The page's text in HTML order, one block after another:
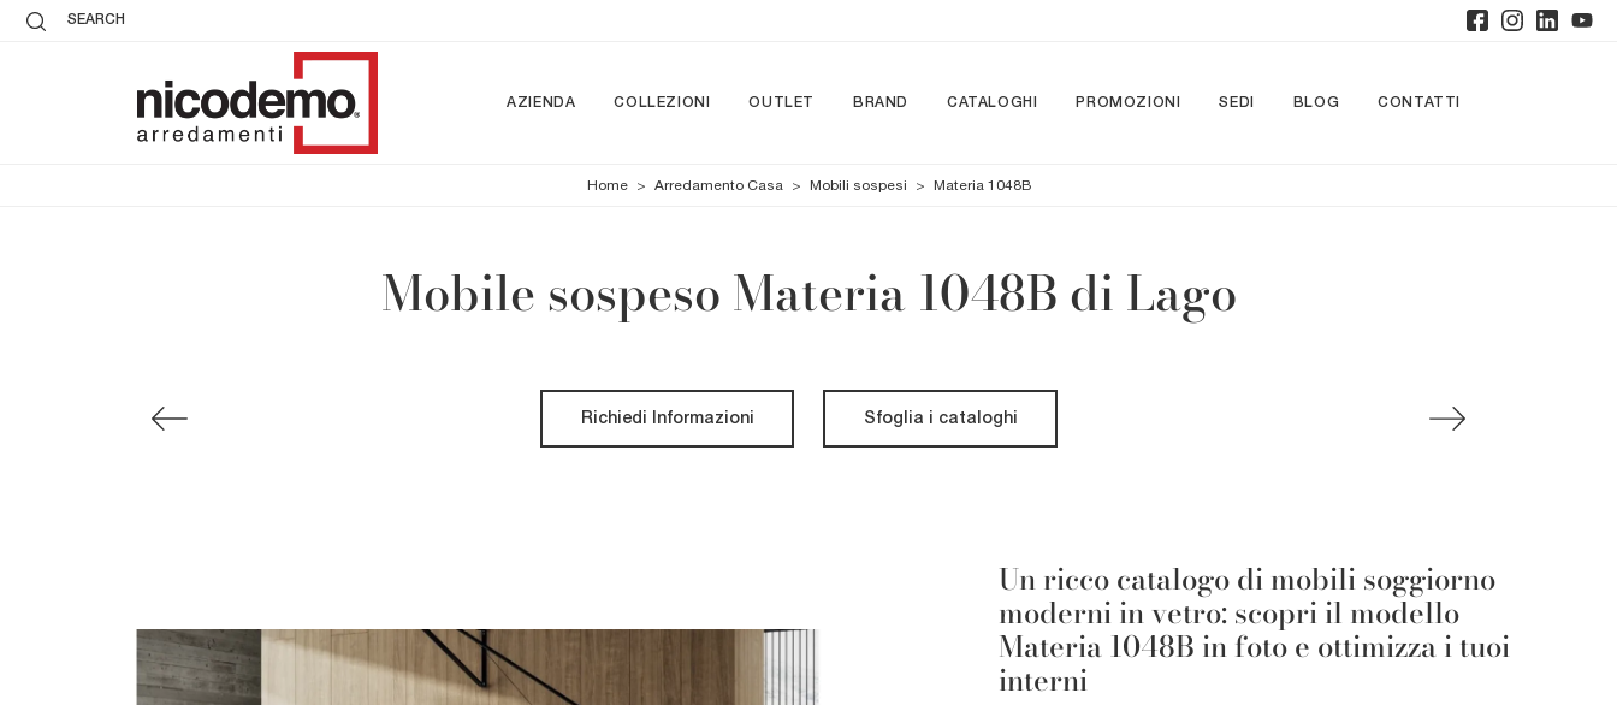
SEARCH
AZIENDA COLLEZIONI OUTLET BRAND CATALOGHI PROMOZIONI SEDI BLOG CONTATTI
Home > Arredamento Casa > Mobili sospesi > Materia 1048B
Mobile sospeso Materia 1048B di Lago
Richiedi Informazioni Sfoglia i cataloghi
Un ricco catalogo di mobili soggiorno
moderni in vetro: scopri il modello
Materia 1048B in foto e ottimizza i tuoi
interni